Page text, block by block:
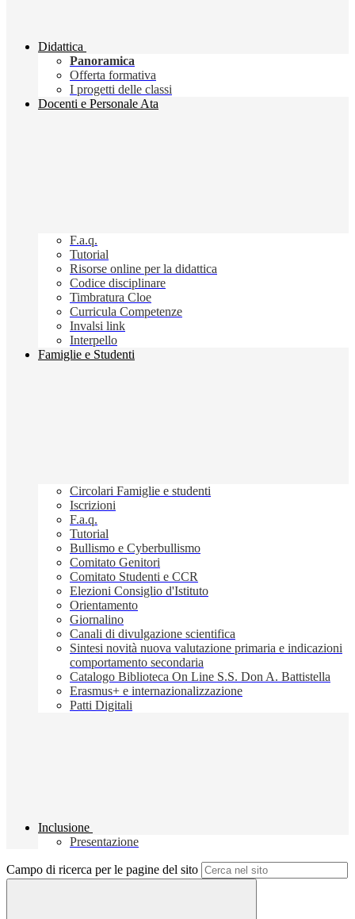
Didattica
Panoramica
Offerta formativa
I progetti delle classi
Docenti e Personale Ata
F.a.q.
Tutorial
Risorse online per la didattica
Codice disciplinare
Timbratura Cloe
Curricula Competenze
Invalsi link
Interpello
Famiglie e Studenti
Circolari Famiglie e studenti
Iscrizioni
F.a.q.
Tutorial
Bullismo e Cyberbullismo
Comitato Genitori
Comitato Studenti e CCR
Elezioni Consiglio d'Istituto
Orientamento
Giornalino
Canali di divulgazione scientifica
Sintesi novità nuova valutazione primaria e indicazioni
comportamento secondaria
Catalogo Biblioteca On Line S.S. Don A. Battistella
Erasmus+ e internazionalizzazione
Patti Digitali
Inclusione
Presentazione
Campo di ricerca per le pagine del sito